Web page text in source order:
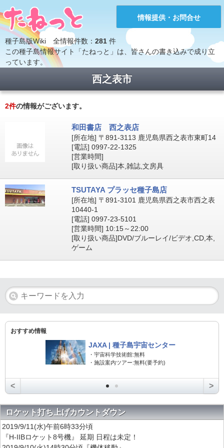
情報提供・お問合せ
種子島版Wiki 全情報件数： 281 件
この種子島情報サイト「たねっと」は、皆さんの書き込みで成り立
っています。
西之表市
2件の情報がございます。
和田書店 西之表店
[所在地] 〒891-3113 鹿児島県西之表市東町14
[電話] 0997-22-1325
[営業時間]
[取り扱い商品]本,雑誌,文房具
TSUTAYA プラッセ種子島店
[所在地] 〒891-3101 鹿児島県西之表市西之表
10440-1
[電話] 0997-23-5101
[営業時間] 10:15～22:00
[取り扱い商品]DVD/ブルーレイ/ビデオ,CD,本,
ゲーム
おすすめ情報
JAXA | 種子島宇宙センター
・宇宙科学技術館:無料
・施設案内ツアー:無料(要予約)
< >
ロケット打ち上げカウントダウン
2019/9/11(水)午前6時33分頃
『H-IIBロケット8号機』 延期 日程は未定！